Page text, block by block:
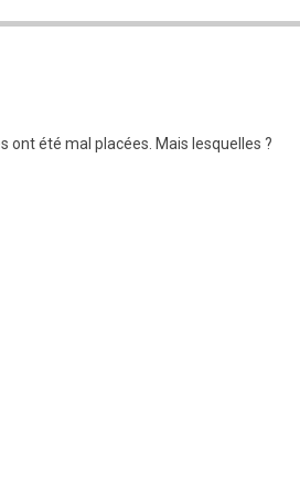
ont été mal placées. Mais lesquelles ?